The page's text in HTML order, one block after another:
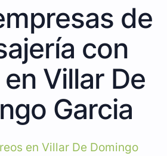
de
con
Villar De
Garcia
en Villar De Domingo